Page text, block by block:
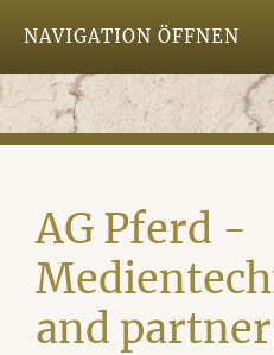
NAVIGATION ÖFFNEN
AG Pferd -
and partner